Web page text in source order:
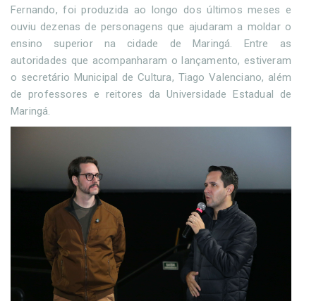
Fernando, foi produzida ao longo dos últimos meses e
ouviu dezenas de personagens que ajudaram a moldar o
ensino superior na cidade de Maringá. Entre as
autoridades que acompanharam o lançamento, estiveram
o secretário Municipal de Cultura, Tiago Valenciano, além
de professores e reitores da Universidade Estadual de
Maringá.